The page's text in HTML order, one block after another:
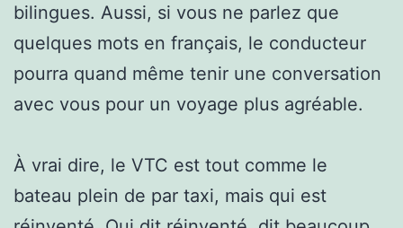
bilingues. Aussi, si vous ne parlez que
quelques mots en français, le conducteur
pourra quand même tenir une conversation
avec vous pour un voyage plus agréable.
À vrai dire, le VTC est tout comme le
bateau plein de par taxi, mais qui est